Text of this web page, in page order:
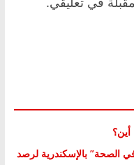
في تعليقي.
الصحة” بالإسكندرية لرصد